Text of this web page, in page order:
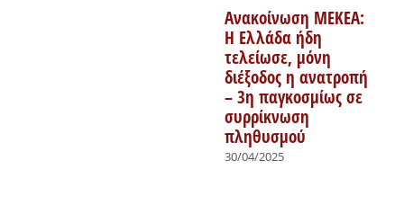
Ανακοίνωση ΜΕΚΕΑ:
Η Ελλάδα ήδη
τελείωσε, μόνη
διέξοδος η ανατροπή
– 3η παγκοσμίως σε
συρρίκνωση
πληθυσμού
30/04/2025